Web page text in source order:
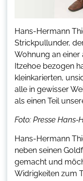
Hans-Hermann
Strickpullunder,
Wohnung an einer
Itzehoe bezogen
kleinkarierten,
alle in gewisser
als einen Teil
Foto: Presse Hans-
Hans-Hermann
neben seinen
gemacht und
Widrigkeiten zum